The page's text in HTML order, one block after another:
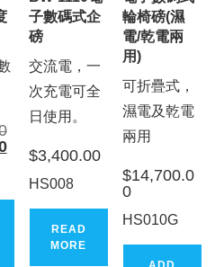
Original
price
was:
$4,650.00.
Current
price
$4,380.00.
子數碼式企
磅
交流電，一
次充電可全
日使用。
$3,400.00
HS008
READ
MORE
輪椅磅(濕
電/乾電兩
用)
可折疊式，
濕電及乾電
兩用
$14,700.0
0
HS010G